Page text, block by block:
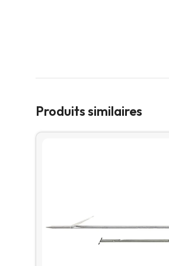
Produits similaires